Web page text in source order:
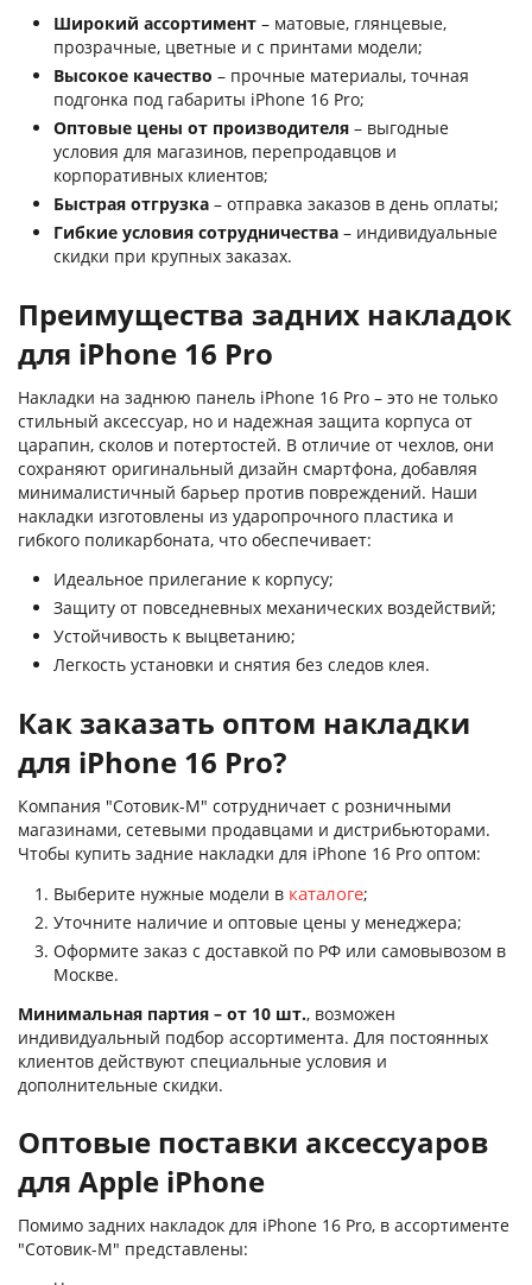
Широкий ассортимент – матовые, глянцевые,
прозрачные, цветные и с принтами модели;
Высокое качество – прочные материалы, точная
подгонка под габариты iPhone 16 Pro;
Оптовые цены от производителя – выгодные
условия для магазинов, перепродавцов и
корпоративных клиентов;
Быстрая отгрузка – отправка заказов в день оплаты;
Гибкие условия сотрудничества – индивидуальные
скидки при крупных заказах.
Преимущества задних накладок
для iPhone 16 Pro
Накладки на заднюю панель iPhone 16 Pro – это не только
стильный аксессуар, но и надежная защита корпуса от
царапин, сколов и потертостей. В отличие от чехлов, они
сохраняют оригинальный дизайн смартфона, добавляя
минималистичный барьер против повреждений. Наши
накладки изготовлены из ударопрочного пластика и
гибкого поликарбоната, что обеспечивает:
Идеальное прилегание к корпусу;
Защиту от повседневных механических воздействий;
Устойчивость к выцветанию;
Легкость установки и снятия без следов клея.
Как заказать оптом накладки
для iPhone 16 Pro?
Компания "Сотовик-М" сотрудничает с розничными
магазинами, сетевыми продавцами и дистрибьюторами.
Чтобы купить задние накладки для iPhone 16 Pro оптом:
Выберите нужные модели в каталоге;
Уточните наличие и оптовые цены у менеджера;
Оформите заказ с доставкой по РФ или самовывозом в
Москве.
Минимальная партия – от 10 шт., возможен
индивидуальный подбор ассортимента. Для постоянных
клиентов действуют специальные условия и
дополнительные скидки.
Оптовые поставки аксессуаров
для Apple iPhone
Помимо задних накладок для iPhone 16 Pro, в ассортименте
"Сотовик-М" представлены: